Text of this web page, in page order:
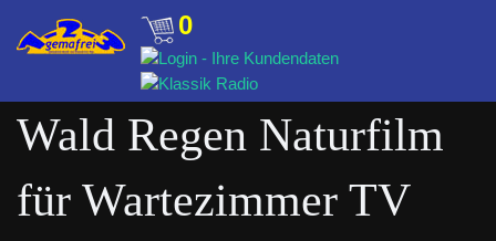
0
Wald Regen Naturfilm
für Wartezimmer TV